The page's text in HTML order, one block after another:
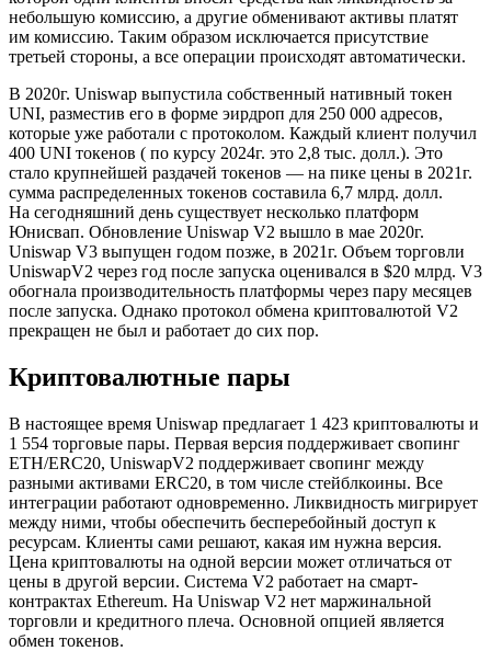
небольшую комиссию, а другие обменивают активы платят
им комиссию. Таким образом исключается присутствие
третьей стороны, а все операции происходят автоматически.
В 2020г. Uniswap выпустила собственный нативный токен
UNI, разместив его в форме эирдроп для 250 000 адресов,
которые уже работали с протоколом. Каждый клиент получил
400 UNI токенов ( по курсу 2024г. это 2,8 тыс. долл.). Это
стало крупнейшей раздачей токенов — на пике цены в 2021г.
сумма распределенных токенов составила 6,7 млрд. долл.
На сегодняшний день существует несколько платформ
Юнисвап. Обновление Uniswap V2 вышло в мае 2020г.
Uniswap V3 выпущен годом позже, в 2021г. Объем торговли
UniswapV2 через год после запуска оценивался в $20 млрд. V3
обогнала производительность платформы через пару месяцев
после запуска. Однако протокол обмена криптовалютой V2
прекращен не был и работает до сих пор.
Криптовалютные пары
В настоящее время Uniswap предлагает 1 423 криптовалюты и
1 554 торговые пары. Первая версия поддерживает свопинг
ETH/ERC20, UniswapV2 поддерживает свопинг между
разными активами ERC20, в том числе стейблкоины. Все
интеграции работают одновременно. Ликвидность мигрирует
между ними, чтобы обеспечить бесперебойный доступ к
ресурсам. Клиенты сами решают, какая им нужна версия.
Цена криптовалюты на одной версии может отличаться от
цены в другой версии. Система V2 работает на смарт-
контрактах Ethereum. На Uniswap V2 нет маржинальной
торговли и кредитного плеча. Основной опцией является
обмен токенов.